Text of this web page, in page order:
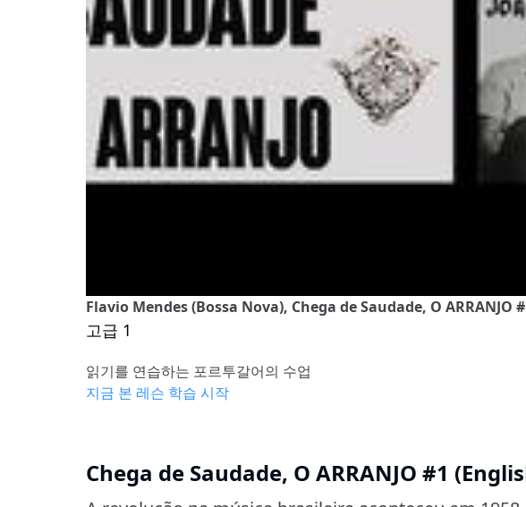
Flavio Mendes (Bossa Nova), Chega de Saudade, O ARRANJO
고급 1
읽기를 연습하는 포르투갈어의 수업
지금 본 레슨 학습 시작
Chega de Saudade, O ARRANJO #1